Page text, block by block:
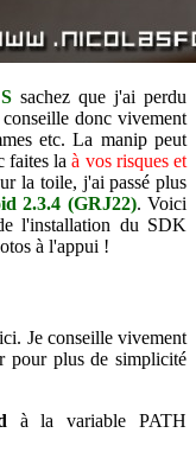
sachez que j'ai perdu
donc vivement
etc. La manip peut
faites laà vos risques et
la toile, j'ai passé plus
2.3.4 (GRJ22). Voici
l'installation du SDK
à l'appui !
Je conseille vivement
pour plus de simplicité
à la variable PATH